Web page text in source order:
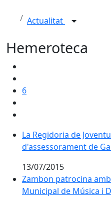
Actualitat
Hemeroteca
6
La Regidoria de
La Regidoria de
d'assessorament de
13/07/2015
Zambon patrocina
Zambon patrocina
Municipal de Música i